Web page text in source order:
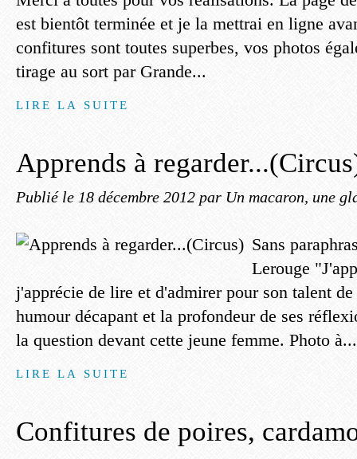
est bientôt terminée et je la mettrai en ligne
confitures sont toutes superbes, vos photos
tirage au sort par Grande...
LIRE LA SUITE
Apprends à
Publié le 18 décembre 2012 par Un macaron, une
Sans
Lerouge
j'apprécie de lire et d'admirer pour son talent
humour décapant et la profondeur de ses
la question devant cette jeune femme. Photo à...
LIRE LA SUITE
Confitures de poires,